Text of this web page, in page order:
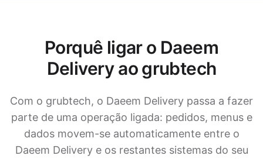
Porquê ligar o Daeem
Delivery ao grubtech
Com o grubtech, o Daeem Delivery passa a fazer
parte de uma operação ligada: pedidos, menus e
dados movem-se automaticamente entre o
Daeem Delivery e os restantes sistemas do seu